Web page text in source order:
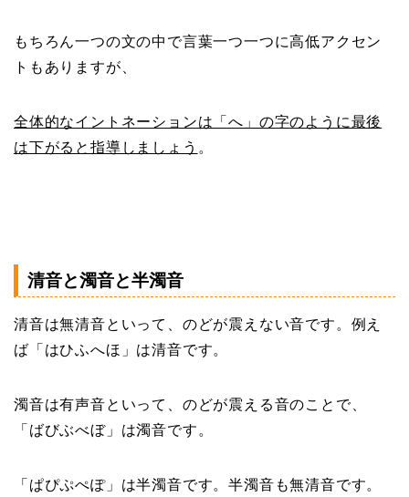
もちろん一つの文の中で言葉一つ一つに高低アクセン
トもありますが、
全体的なイントネーションは「へ」の字のように最後
は下がると指導しましょう 。
清音と濁音と半濁音
清音は無清音といって、のどが震えない音です。例え
ば「はひふへほ」は清音です。
濁音は有声音といって、のどが震える音のことで、
「ばびぶべぼ」は濁音です。
「ぱぴぷぺぽ」は半濁音です。半濁音も無清音です。